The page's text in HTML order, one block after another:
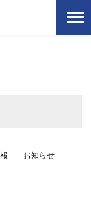
お知らせ